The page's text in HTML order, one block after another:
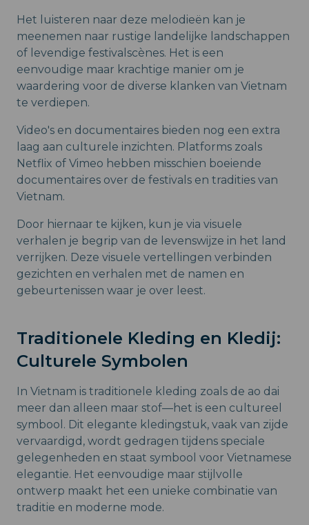
Het luisteren naar deze melodieën kan je
meenemen naar rustige landelijke landschappen
of levendige festivalscènes. Het is een
eenvoudige maar krachtige manier om je
waardering voor de diverse klanken van Vietnam
te verdiepen.
Video's en documentaires bieden nog een extra
laag aan culturele inzichten. Platforms zoals
Netflix of Vimeo hebben misschien boeiende
documentaires over de festivals en tradities van
Vietnam.
Door hiernaar te kijken, kun je via visuele
verhalen je begrip van de levenswijze in het land
verrijken. Deze visuele vertellingen verbinden
gezichten en verhalen met de namen en
gebeurtenissen waar je over leest.
Traditionele Kleding en Kledij:
Culturele Symbolen
In Vietnam is traditionele kleding zoals de ao dai
meer dan alleen maar stof—het is een cultureel
symbool. Dit elegante kledingstuk, vaak van zijde
vervaardigd, wordt gedragen tijdens speciale
gelegenheden en staat symbool voor Vietnamese
elegantie. Het eenvoudige maar stijlvolle
ontwerp maakt het een unieke combinatie van
traditie en moderne mode.